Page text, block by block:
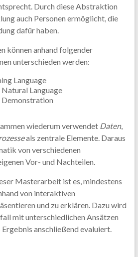
Durch diese Abstraktion
auch Personen ermöglicht, die
dafür haben.
können anhand folgender
unterschieden werden:
Language
Language
wiederum verwendet Daten,
als zentrale Elemente. Daraus
von verschiedenen
Vor- und Nachteilen.
Masterarbeit ist es, mindestens
von interaktiven
und zu erklären. Dazu wird
mit unterschiedlichen Ansätzen
anschließend evaluiert.